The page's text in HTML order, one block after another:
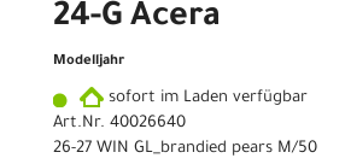
24-G Acera
Modelljahr
sofort im Laden verfügbar
Art.Nr. 40026640
26-27 WIN GL_brandied pears M/50